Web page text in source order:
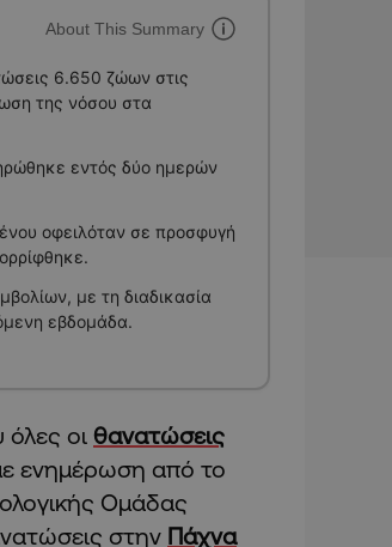
About This Summary
6.650 ζώων στις
της νόσου στα
εντός δύο ημερών
οφειλόταν σε προσφυγή
με τη διαδικασία
εβδομάδα.
οι θανατώσεις
ενημέρωση από το
Ομάδας
στην Πάχνα